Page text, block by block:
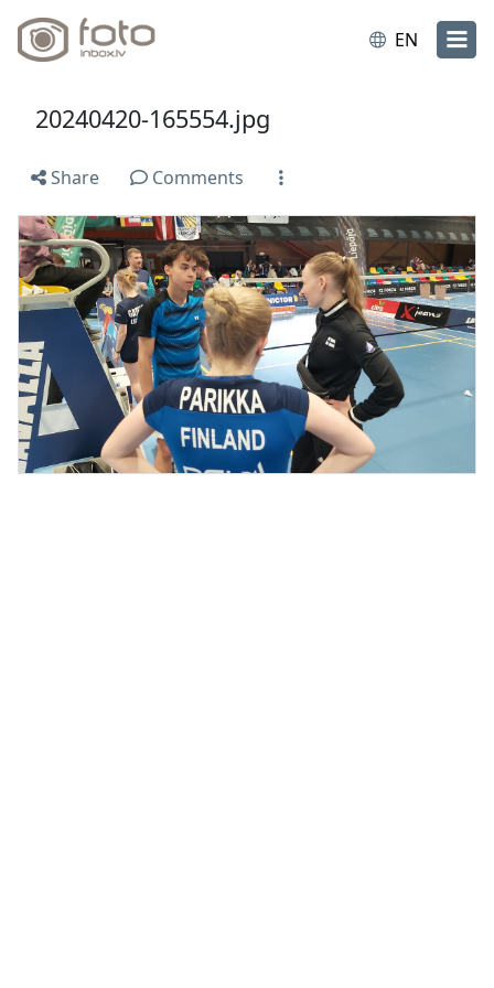
EN
20240420-165554.jpg
Share Comments